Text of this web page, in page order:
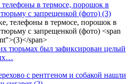
в термосе, порошок в
с запрещенкой (фото) (3)
тюрьмах был зафиксирован целый
с рентгеном и собакой нашли